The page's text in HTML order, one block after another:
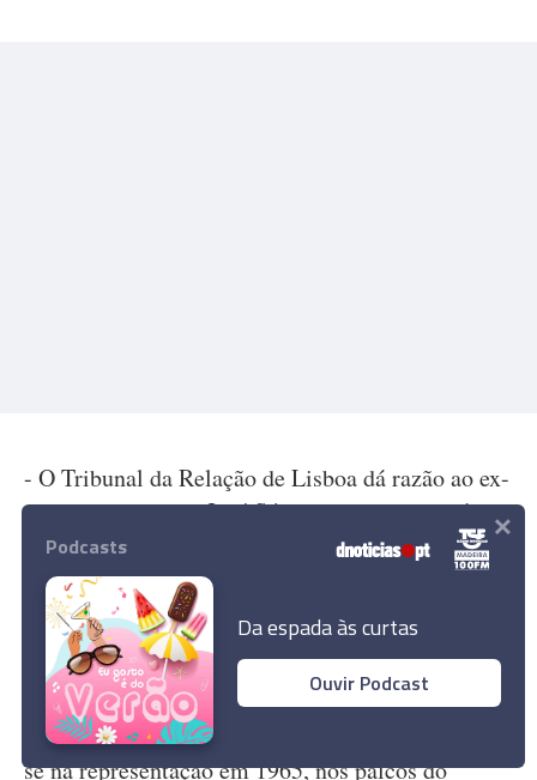
- O Tribunal da Relação de Lisboa dá razão ao ex-
primeiro-ministro José Sócrates e ao empresário
Carlos Santos Silva, ao anular a decisão do juiz de
instrução Ivo Rosa, que os remeteu para
julgamento por branqueamento e falsificação de
documentos.
- Morre, aos 82 anos, António Évora, ator,
trabalhou em teatro, cinema e televisão, estreou-
se na representação em 1965, nos palcos do
Podcasts
Da espada às curtas
Ouvir Podcast
×